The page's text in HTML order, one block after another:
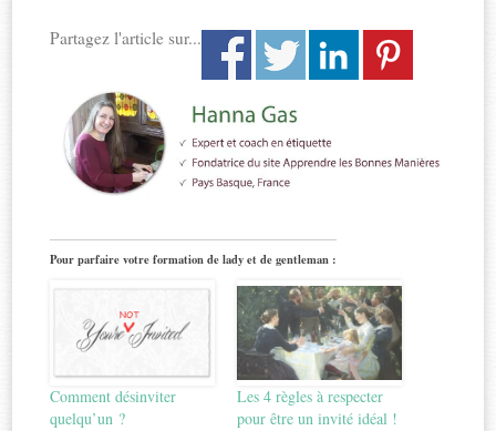
Partagez l'article sur...
Pour parfaire votre formation de lady et de gentleman :
Comment désinviter
quelqu’un ?
Les 4 règles à respecter
pour être un invité idéal !